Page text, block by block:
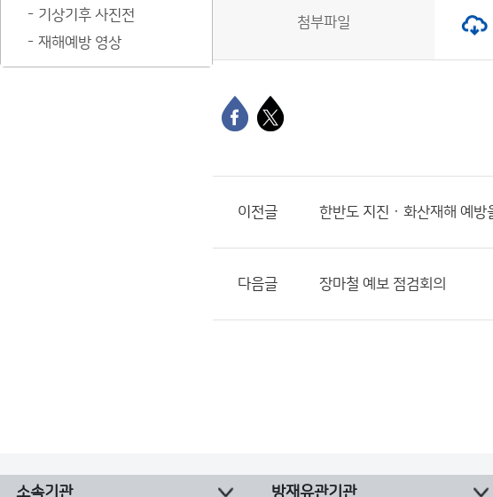
기상기후 사진전
재해예방 영상
첨부파일
이전글 한반도 지진 · 화산재해 예
다음글 장마철 예보 점검회의
소속기관 방재유관기관